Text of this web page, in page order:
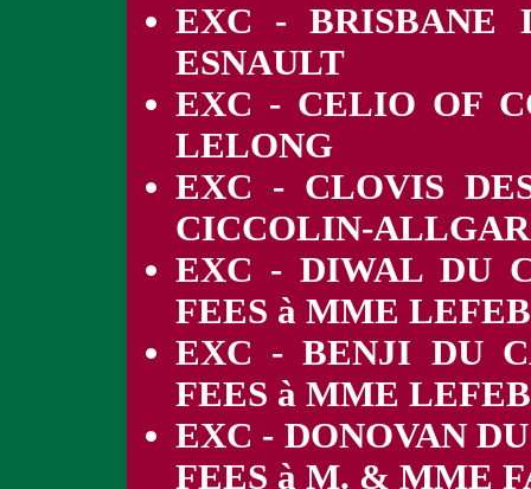
EXC - BRISBANE
ESNAULT
EXC - CELIO OF
LELONG
EXC - CLOVIS
CICCOLIN-ALLGAR
EXC - DIWAL DU
FEES à MME
EXC - BENJI DU
FEES à MME
EXC - DONOVAN
FEES à M. & MME